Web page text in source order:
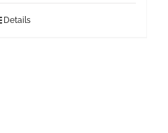
Details